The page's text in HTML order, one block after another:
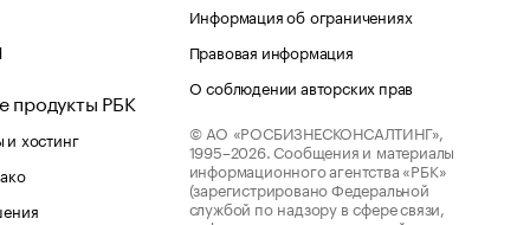
продукты РБК
хостинг
Информация об ограничениях
Правовая информация
О соблюдении авторских прав
© АО «РОСБИЗНЕСКОНСАЛТИНГ»,
1995–2026. Сообщения и материалы
информационного агентства «РБК»
(зарегистрировано Федеральной
службой по надзору в сфере связи,